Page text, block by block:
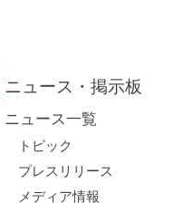
ニュース・掲示板
ニュース一覧
トピック
プレスリリース
メディア情報